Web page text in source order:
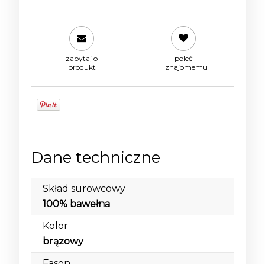
zapytaj o
produkt
poleć
znajomemu
Dane techniczne
Skład surowcowy
100% bawełna
Kolor
brązowy